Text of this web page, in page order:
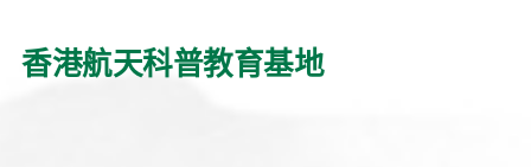
香港航天科普教育基地